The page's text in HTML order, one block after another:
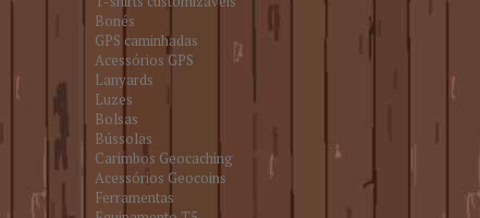
Bonés
GPS caminhadas
Acessórios GPS
Lanyards
Luzes
Bolsas
Bússolas
Carimbos Geocaching
Acessórios Geocoins
Ferramentas